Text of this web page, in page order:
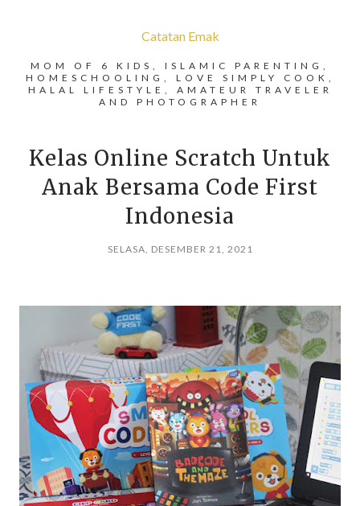
Catatan Emak
MOM OF 6 KIDS, ISLAMIC PARENTING,
HOMESCHOOLING, LOVE SIMPLY COOK,
HALAL LIFESTYLE, AMATEUR TRAVELER
AND PHOTOGRAPHER
Kelas Online Scratch Untuk
Anak Bersama Code First
Indonesia
SELASA, DESEMBER 21, 2021